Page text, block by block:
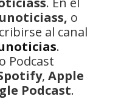
o
al canal
.
Podcast
, Apple
Podcast.